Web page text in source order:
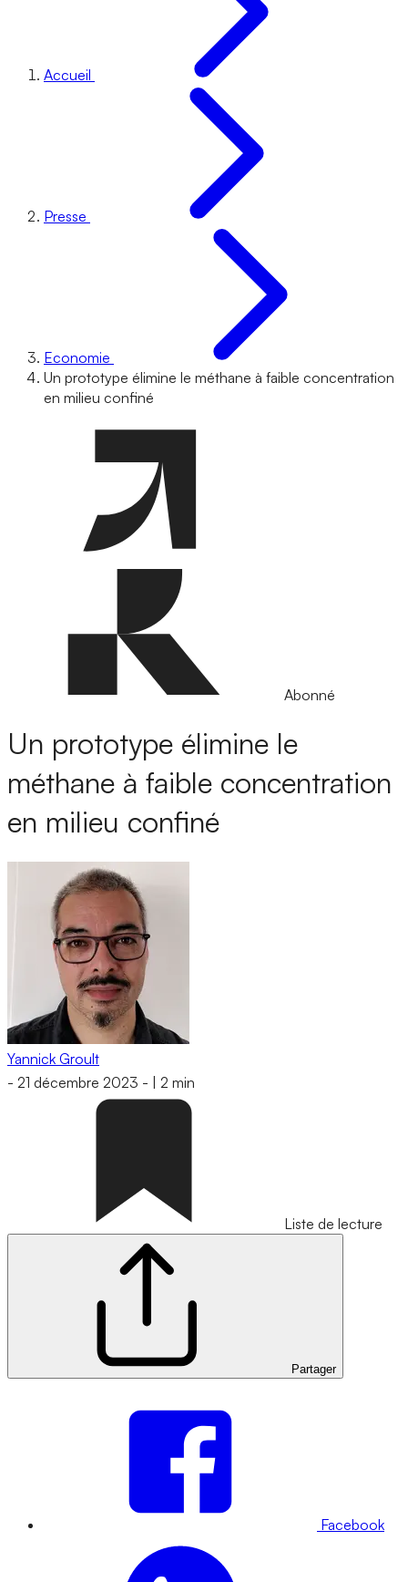
Accueil
Presse
Economie
Un prototype élimine le méthane à faible concentration
en milieu confiné
Abonné
Un prototype élimine le
méthane à faible concentration
en milieu confiné
Yannick Groult
- 21 décembre 2023 - 2 min
Liste de lecture
Partager
Facebook